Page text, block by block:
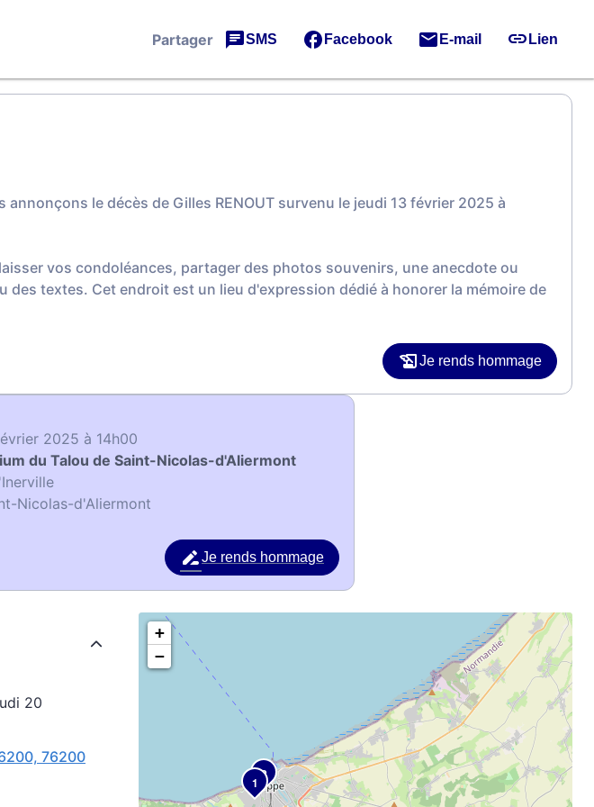
Partager SMS Facebook E-mail Lien
le décès de Gilles RENOUT survenu le jeudi 13 février 2025 à
vos condoléances, partager des photos souvenirs, une anecdote ou
des textes. Cet endroit est un lieu d'expression dédié à honorer la mémoire de
Je rends hommage
2025 à 14h00
du Talou de Saint-Nicolas-d'Aliermont
Nicolas-d'Aliermont
Je rends hommage
76200
1
2
+
−